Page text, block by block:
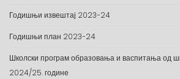
Годишњи извештај 2023-24
Годишњи план 2023-24
Школски програм образовања и васпитања од
2024/25. године